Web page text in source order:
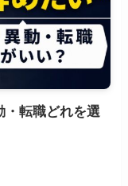
・転職どれを選